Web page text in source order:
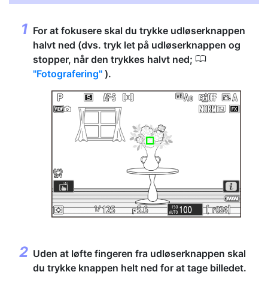
For at fokusere skal du trykke udløserknappen
halvt ned (dvs. tryk let på udløserknappen og
stopper, når den trykkes halvt ned; 0
Fotografering ).
Uden at løfte fingeren fra udløserknappen skal
du trykke knappen helt ned for at tage billedet.